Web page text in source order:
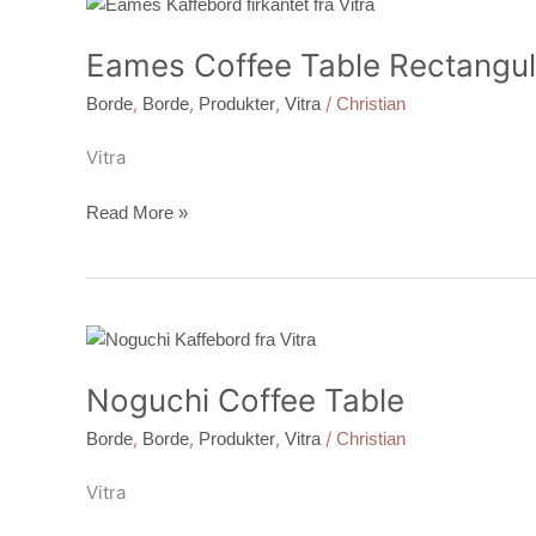
Eames Coffee Table
Borde, Borde, Produkter, Vitra/ Christian
Vitra
Table
Read More »
Noguchi Coffee Table
Borde, Borde, Produkter, Vitra/ Christian
Vitra
Noguchi
Table